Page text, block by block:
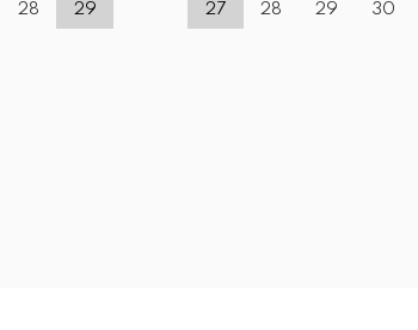
28 29 27 28 29 30